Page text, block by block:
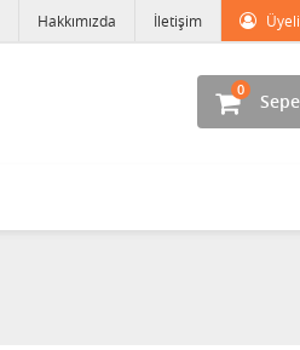
Hakkımızda İletişim
0